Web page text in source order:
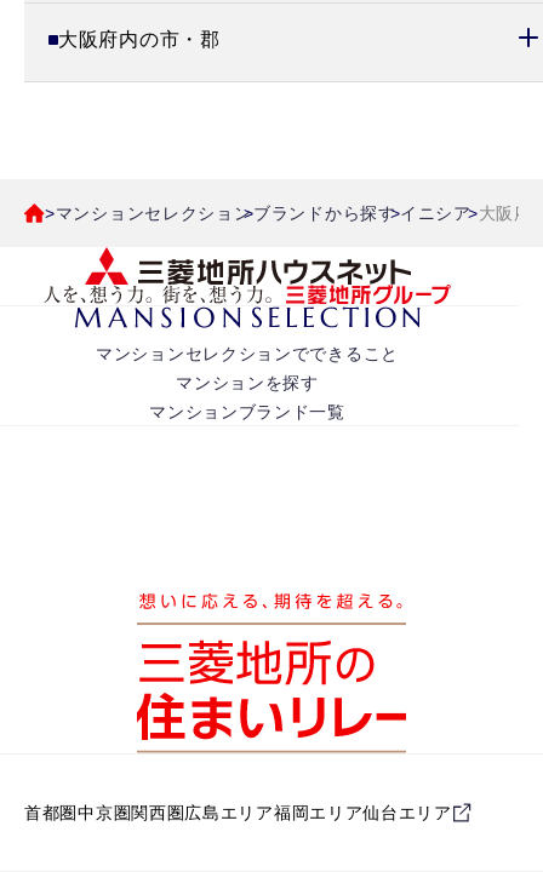
大阪府内の市・郡
マンションセレクションブランドから探す イニシア 大阪府
マンションセレクションでできること
マンションを探す
マンションブランド一覧
首都圏中京圏関西圏広島エリア福岡エリア仙台エリア